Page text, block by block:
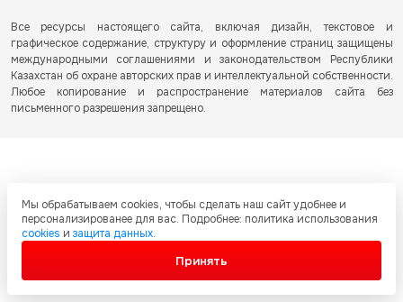
Все ресурсы настоящего сайта, включая дизайн, текстовое и
графическое содержание, структуру и оформление страниц защищены
международными соглашениями и законодательством Республики
Казахстан об охране авторских прав и интеллектуальной собственности.
Любое копирование и распространение материалов сайта без
письменного разрешения запрещено.
Мы обрабатываем cookies, чтобы сделать наш сайт удобнее и
персонализированее для вас. Подробнее: политика использования
cookies и защита данных.
Принять